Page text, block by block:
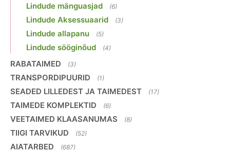
Lindude mänguasjad (6)
Lindude Aksessuaarid (3)
Lindude allapanu (5)
Lindude sööginõud (4)
RABATAIMED (3)
TRANSPORDIPUURID (1)
SEADED LILLEDEST JA TAIMEDEST (17)
TAIMEDE KOMPLEKTID (6)
VEETAIMED KLAASANUMAS (8)
TIIGI TARVIKUD (52)
AIATARBED (687)